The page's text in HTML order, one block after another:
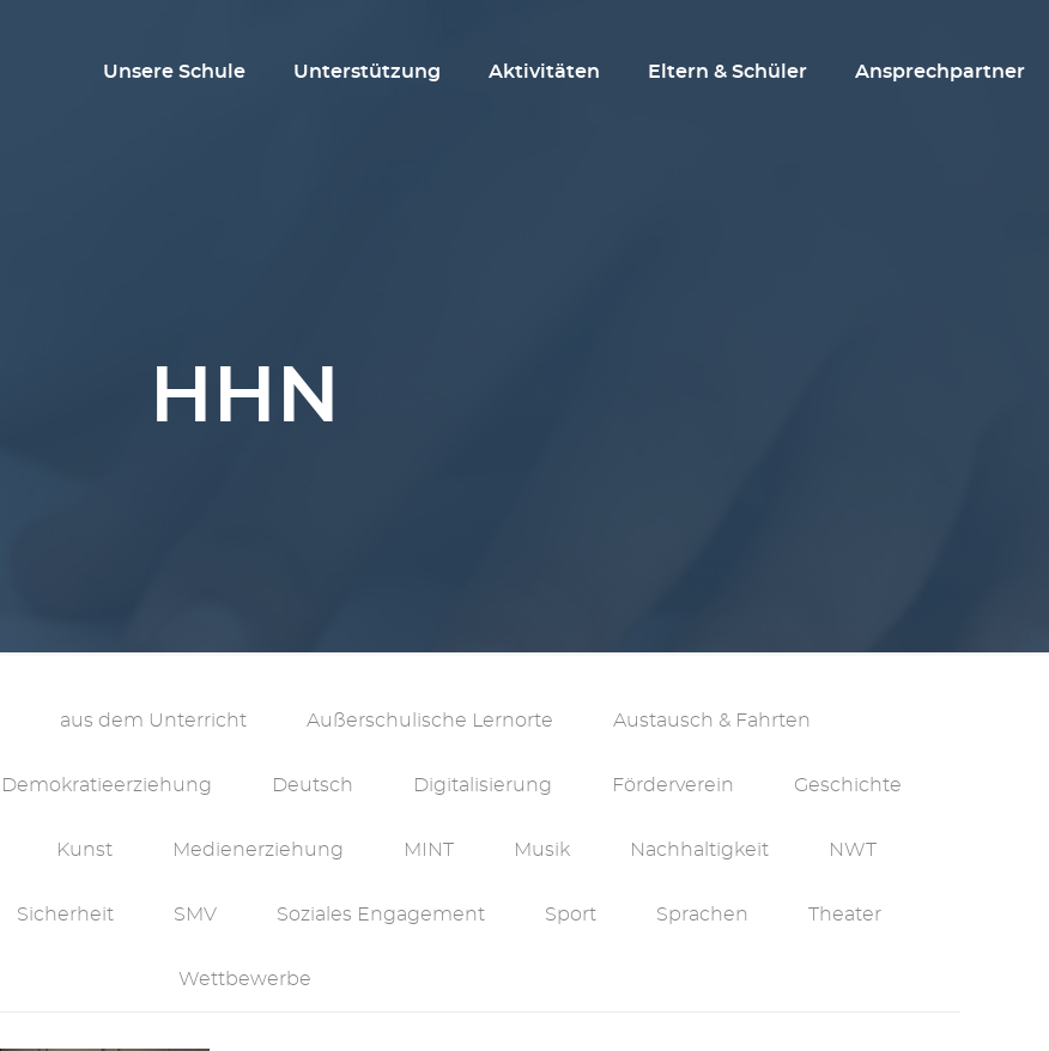
Unsere Schule Unterstützung Aktivitäten Eltern & Schüler Ansprechpartner
HHN
aus dem Unterricht Außerschulische Lernorte Austausch & Fahrten
Demokratieerziehung Deutsch Digitalisierung Förderverein Geschichte
Kunst Medienerziehung MINT Musik Nachhaltigkeit NWT
Sicherheit SMV Soziales Engagement Sport Sprachen Theater
Wettbewerbe